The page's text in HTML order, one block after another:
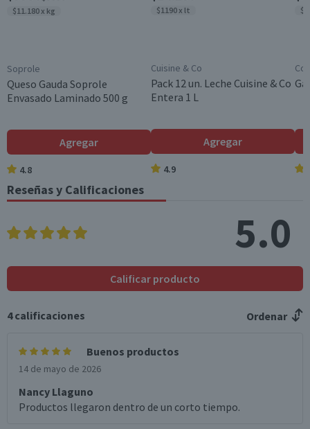
*Ingesta de referencia de un adulto promedio (8400 kj / 2000 kcal)
$11.180 x kg
Soprole
Queso Gauda Soprole
Envasado Laminado 500 g
Agregar
4.8
$1190 x lt
Cuisine & Co
Pack 12 un. Leche Cuisine & Co
Entera 1 L
Agregar
4.9
Reseñas y Calificaciones
5.0
Calificar producto
4 calificaciones Ordenar
Buenos productos
14 de mayo de 2026
Nancy Llaguno
Productos llegaron dentro de un corto tiempo.